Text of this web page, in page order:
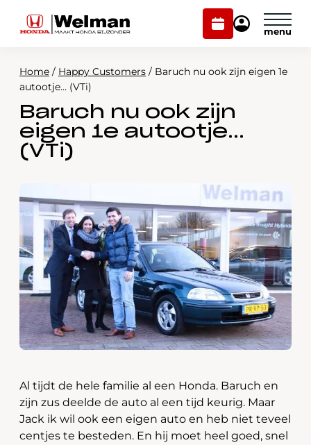
Plan
onderhoud
Mijn
Modellen
Voorraad
Onderhoud en service
Webshop
Contact
Plan onderhoud
Home / Happy Customers / Baruch nu ook zijn eigen 1e
autootje… (VTi)
Baruch nu ook zijn
eigen 1e autootje…
(VTi)
Al tijdt de hele familie al een Honda. Baruch en
zijn zus deelde de auto al een tijd keurig. Maar
Jack ik wil ook een eigen auto en heb niet teveel
centjes te besteden. En hij moet heel goed, snel